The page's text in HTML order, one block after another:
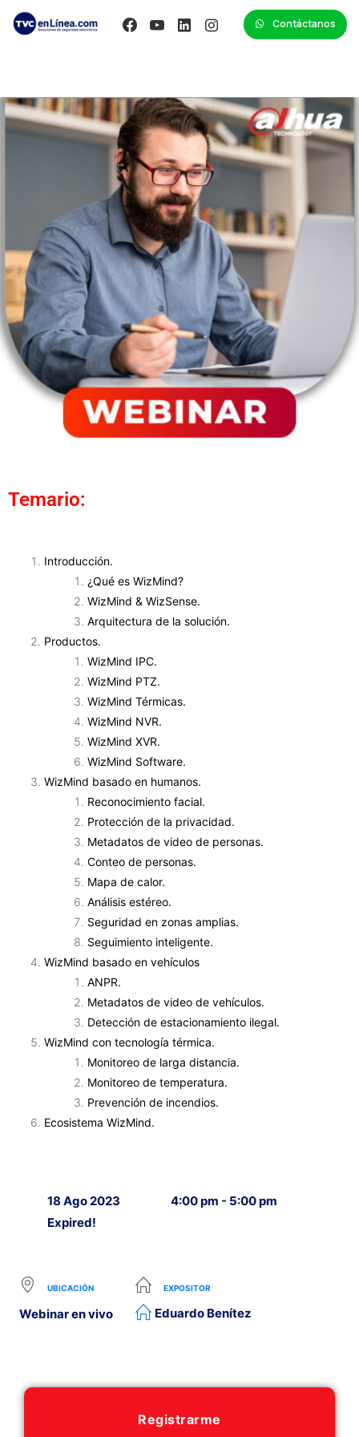
Contáctanos
Temario:
Introducción.
¿Qué es WizMind?
WizMind & WizSense.
Arquitectura de la solución.
Productos.
WizMind IPC.
WizMind PTZ.
WizMind Térmicas.
WizMind NVR.
WizMind XVR.
WizMind Software.
WizMind basado en humanos.
Reconocimiento facial.
Protección de la privacidad.
Metadatos de video de personas.
Conteo de personas.
Mapa de calor.
Análisis estéreo.
Seguridad en zonas amplias.
Seguimiento inteligente.
WizMind basado en vehículos
ANPR.
Metadatos de video de vehículos.
Detección de estacionamiento ilegal.
WizMind con tecnología térmica.
Monitoreo de larga distancia.
Monitoreo de temperatura.
Prevención de incendios.
Ecosistema WizMind.
18 Ago 2023
Expired!
4:00 pm - 5:00 pm
UBICACIÓN
Webinar en vivo
EXPOSITOR
Eduardo Benítez
Registrarme